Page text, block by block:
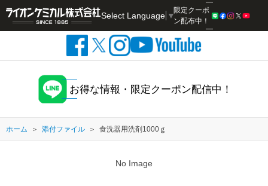
Select Language ▼
限定クーポ
ン配布中！
お得な情報・限定クーポン配信中！
ホーム 添付ファイル 食洗器用洗剤1000ｇ
No Image
検索